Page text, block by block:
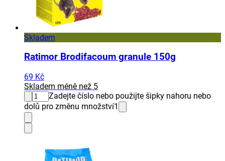
Skladem
Ratimor Brodifacoum granule 150g
69 Kč
Skladem méně než 5
Zadejte číslo nebo použijte šipky nahoru nebo
dolů pro změnu množství1